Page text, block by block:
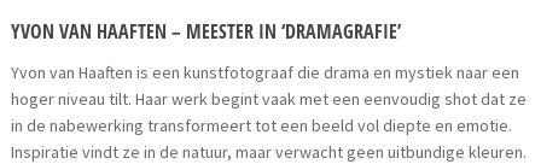
YVON VAN HAAFTEN – MEESTER IN ‘DRAMAGRAFIE’
Yvon van Haaften is een kunstfotograaf die drama en mystiek naar een
hoger niveau tilt. Haar werk begint vaak met een eenvoudig shot dat ze
in de nabewerking transformeert tot een beeld vol diepte en emotie.
Inspiratie vindt ze in de natuur, maar verwacht geen uitbundige kleuren.